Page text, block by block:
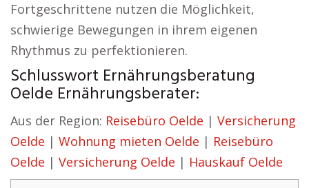
Fortgeschrittene nutzen die Möglichkeit,
schwierige Bewegungen in ihrem eigenen
Rhythmus zu perfektionieren.
Schlusswort Ernährungsberatung
Oelde Ernährungsberater:
Aus der Region: Reisebüro Oelde | Versicherung
Oelde | Wohnung mieten Oelde | Reisebüro
Oelde | Versicherung Oelde | Hauskauf Oelde